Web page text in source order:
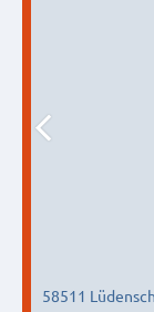
58511